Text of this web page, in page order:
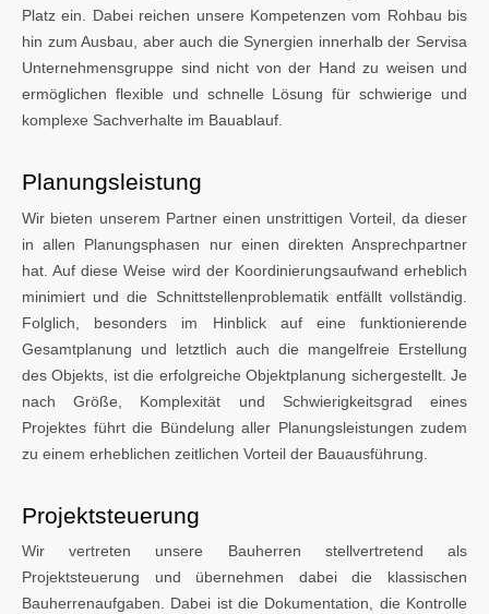
Platz ein. Dabei reichen unsere Kompetenzen vom Rohbau bis
hin zum Ausbau, aber auch die Synergien innerhalb der Servisa
Unternehmensgruppe sind nicht von der Hand zu weisen und
ermöglichen flexible und schnelle Lösung für schwierige und
komplexe Sachverhalte im Bauablauf.
Planungsleistung
Wir bieten unserem Partner einen unstrittigen Vorteil, da dieser
in allen Planungsphasen nur einen direkten Ansprechpartner
hat. Auf diese Weise wird der Koordinierungsaufwand erheblich
minimiert und die Schnittstellenproblematik entfällt vollständig.
Folglich, besonders im Hinblick auf eine funktionierende
Gesamtplanung und letztlich auch die mangelfreie Erstellung
des Objekts, ist die erfolgreiche Objektplanung sichergestellt. Je
nach Größe, Komplexität und Schwierigkeitsgrad eines
Projektes führt die Bündelung aller Planungsleistungen zudem
zu einem erheblichen zeitlichen Vorteil der Bauausführung.
Projektsteuerung
Wir vertreten unsere Bauherren stellvertretend als
Projektsteuerung und übernehmen dabei die klassischen
Bauherrenaufgaben. Dabei ist die Dokumentation, die Kontrolle